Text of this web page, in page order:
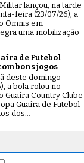
lançou, na tarde
feira (23/07/26), a
Omnis em
uma mobilização
de Futebol
bons jogos
deste domingo
a bola rolou no
Guaíra Country Clube
Guaíra de Futebol
dos...